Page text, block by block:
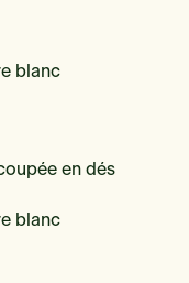
blanc
en dés
blanc